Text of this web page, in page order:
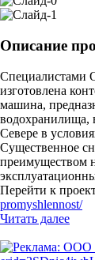
Описание
Специалистами
изготовлена
машина,
водохранилища,
Севере в
Существенное
преимуществом
Перейти к
promyshlennost/
Читать далее